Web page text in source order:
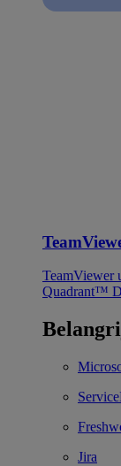
TeamViewer
Quadrant™
Jira